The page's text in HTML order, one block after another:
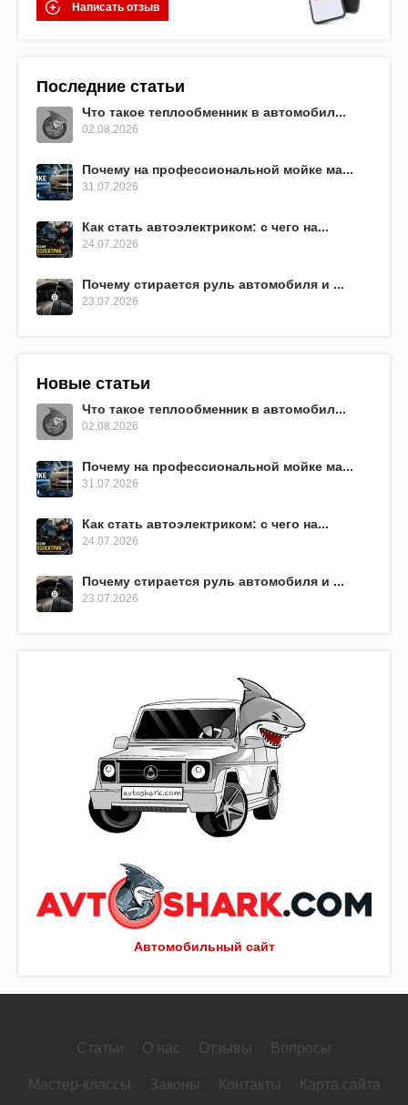
Автомобильный сайт
Написать отзыв
Последние статьи
Что такое теплообменник в автомобил...
02.08.2026
Почему на профессиональной мойке ма...
31.07.2026
Как стать автоэлектриком: с чего на...
24.07.2026
Почему стирается руль автомобиля и ...
23.07.2026
Новые статьи
Что такое теплообменник в автомобил...
02.08.2026
Почему на профессиональной мойке ма...
31.07.2026
Как стать автоэлектриком: с чего на...
24.07.2026
Почему стирается руль автомобиля и ...
23.07.2026
Статьи О нас Отзывы Вопросы
Мастер-классы Законы Контакты Карта сайта